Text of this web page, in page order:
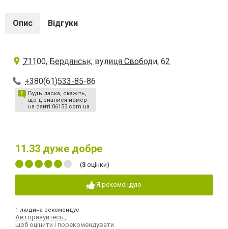
Опис Відгуки
71100, Бердянськ, вулиця Свободи, 62
+380(61)533-85-86
Будь ласка, скажіть,
що дізналися номер
на сайті 06153.com.ua
11.33 дуже добре
(3 оцінки)
Я рекомендую
1 людина рекомендує
Авторизуйтесь
щоб оцінити і порекомендувати